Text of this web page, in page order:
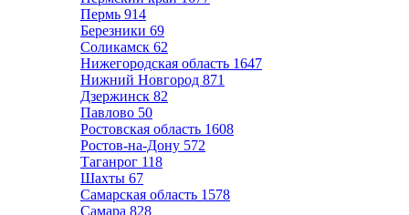
Пермь 914
Березники 69
Соликамск 62
Нижегородская область 1647
Нижний Новгород 871
Дзержинск 82
Павлово 50
Ростовская область 1608
Ростов-на-Дону 572
Таганрог 118
Шахты 67
Самарская область 1578
Самара 828